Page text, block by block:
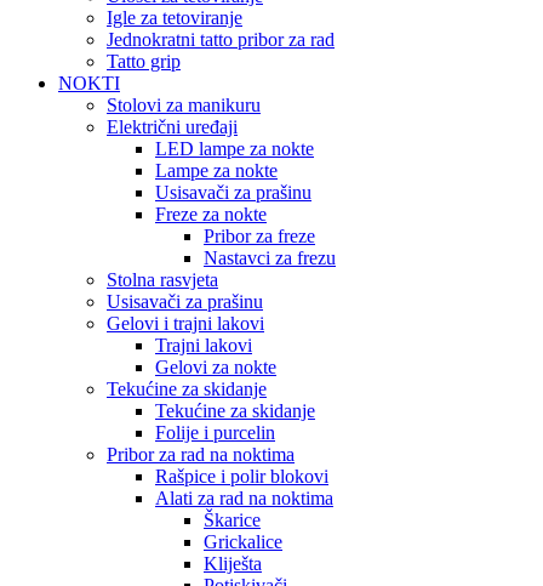
Igle za tetoviranje
Jednokratni tatto pribor za rad
Tatto grip
NOKTI
Stolovi za manikuru
Električni uređaji
LED lampe za nokte
Lampe za nokte
Usisavači za prašinu
Freze za nokte
Pribor za freze
Nastavci za frezu
Stolna rasvjeta
Usisavači za prašinu
Gelovi i trajni lakovi
Trajni lakovi
Gelovi za nokte
Tekućine za skidanje
Tekućine za skidanje
Folije i purcelin
Pribor za rad na noktima
Rašpice i polir blokovi
Alati za rad na noktima
Škarice
Grickalice
Kliješta